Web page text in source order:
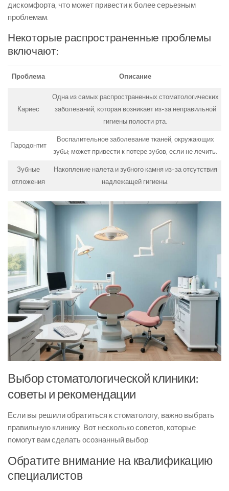
дискомфорта, что может привести к более серьезным
проблемам.
Некоторые распространенные проблемы
включают:
Проблема Описание
Кариес
Одна из самых распространенных стоматологических
заболеваний, которая возникает из-за неправильной
гигиены полости рта.
Пародонтит
Воспалительное заболевание тканей, окружающих
зубы; может привести к потере зубов, если не лечить.
Зубные
отложения
Накопление налета и зубного камня из-за отсутствия
надлежащей гигиены.
Выбор стоматологической клиники:
советы и рекомендации
Если вы решили обратиться к стоматологу, важно выбрать
правильную клинику. Вот несколько советов, которые
помогут вам сделать осознанный выбор:
Обратите внимание на квалификацию
специалистов